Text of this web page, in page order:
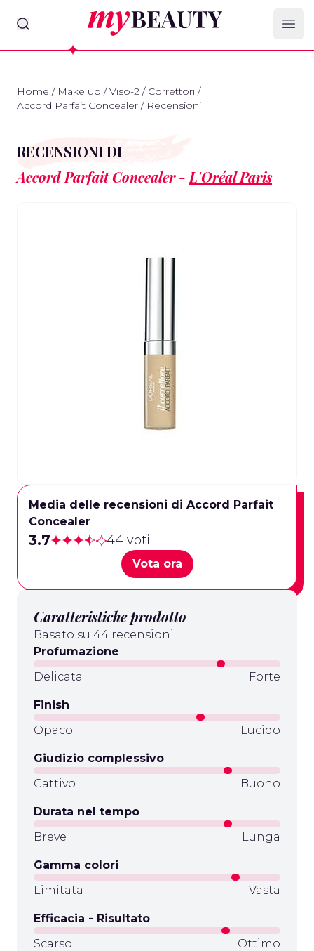
myBeauty
Home / Make up / Viso-2 / Correttori /
Accord Parfait Concealer / Recensioni
RECENSIONI DI
Accord Parfait Concealer - L'Oréal Paris
Media delle recensioni di Accord Parfait
Concealer
3.7 44 voti
Vota ora
Caratteristiche prodotto
Basato su 44 recensioni
Profumazione
Delicata
Forte
Finish
Opaco
Lucido
Giudizio complessivo
Cattivo
Buono
Durata nel tempo
Breve
Lunga
Gamma colori
Limitata
Vasta
Efficacia - Risultato
Scarso
Ottimo